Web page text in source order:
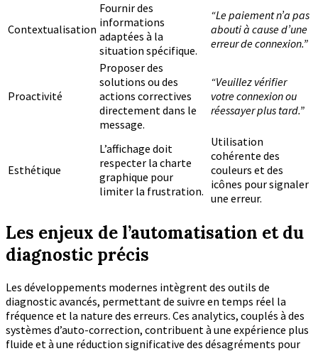
Contextualisation
Fournir des
informations
adaptées à la
situation spécifique.
“Le paiement n’a pas
abouti à cause d’une
erreur de connexion.”
Proactivité
Proposer des
solutions ou des
actions correctives
directement dans le
message.
“Veuillez vérifier
votre connexion ou
réessayer plus tard.”
Esthétique
L’affichage doit
respecter la charte
graphique pour
limiter la frustration.
Utilisation
cohérente des
couleurs et des
icônes pour signaler
une erreur.
Les enjeux de l’automatisation et du
diagnostic précis
Les développements modernes intègrent des outils de
diagnostic avancés, permettant de suivre en temps réel la
fréquence et la nature des erreurs. Ces analytics, couplés à des
systèmes d’auto-correction, contribuent à une expérience plus
fluide et à une réduction significative des désagréments pour